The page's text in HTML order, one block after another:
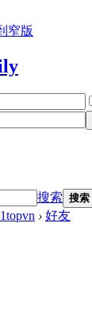
窄版
搜索 搜索
› 好友